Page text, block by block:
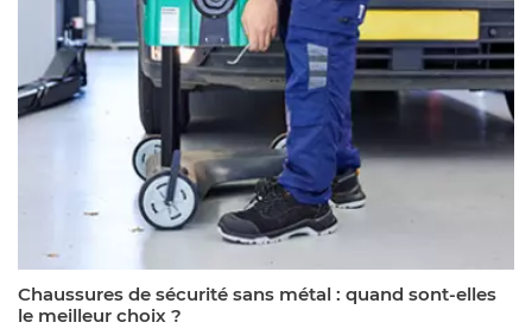
Chaussures de sécurité sans métal : quand sont-elles
le meilleur choix ?